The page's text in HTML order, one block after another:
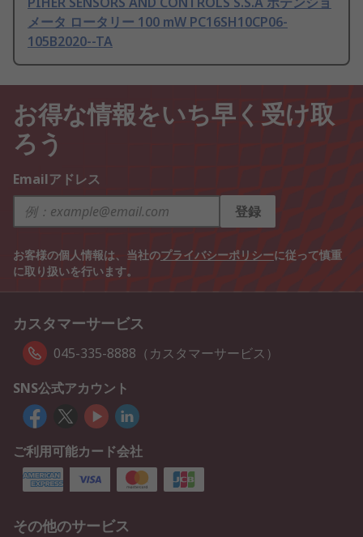
メータ ロータリー 100 mW PC16SH10CP06-
105B2020--TA
お得な情報をいち早く受け取
ろう
Emailアドレス
登録
お客様の個人情報は、当社のプライバシーポリシーに従って慎重
に取り扱いを行います。
カスタマーサービス
045-335-8888（カスタマーサービス）
SNS公式アカウント
ご利用可能カード会社
その他のサービス